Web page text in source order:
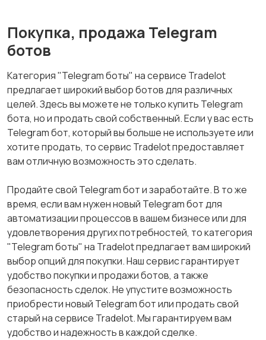
Покупка, продажа Telegram
ботов
Категория "Telegram боты" на сервисе Tradelot
предлагает широкий выбор ботов для различных
целей. Здесь вы можете не только купить Telegram
бота, но и продать свой собственный. Если у вас есть
Telegram бот, который вы больше не используете или
хотите продать, то сервис Tradelot предоставляет
вам отличную возможность это сделать.
Продайте свой Telegram бот и заработайте. В то же
время, если вам нужен новый Telegram бот для
автоматизации процессов в вашем бизнесе или для
удовлетворения других потребностей, то категория
"Telegram боты" на Tradelot предлагает вам широкий
выбор опций для покупки. Наш сервис гарантирует
удобство покупки и продажи ботов, а также
безопасность сделок. Не упустите возможность
приобрести новый Telegram бот или продать свой
старый на сервисе Tradelot. Мы гарантируем вам
удобство и надежность в каждой сделке.